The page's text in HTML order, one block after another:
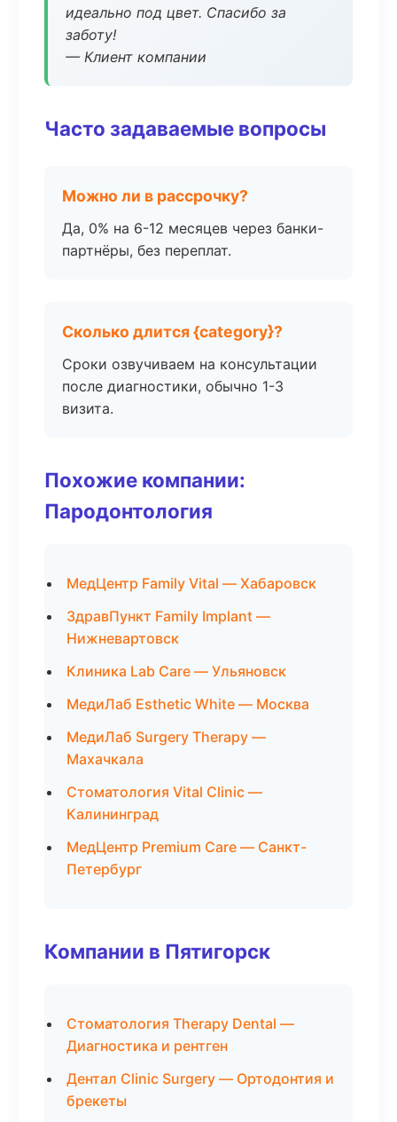
идеально под цвет. Спасибо за
заботу!
— Клиент компании
Часто задаваемые вопросы
Можно ли в рассрочку?
Да, 0% на 6-12 месяцев через банки-
партнёры, без переплат.
Сколько длится {category}?
Сроки озвучиваем на консультации
после диагностики, обычно 1-3
визита.
Похожие компании:
Пародонтология
МедЦентр Family Vital — Хабаровск
ЗдравПункт Family Implant —
Нижневартовск
Клиника Lab Care — Ульяновск
МедиЛаб Esthetic White — Москва
МедиЛаб Surgery Therapy —
Махачкала
Стоматология Vital Clinic —
Калининград
МедЦентр Premium Care — Санкт-
Петербург
Компании в Пятигорск
Стоматология Therapy Dental —
Диагностика и рентген
Дентал Clinic Surgery — Ортодонтия и
брекеты